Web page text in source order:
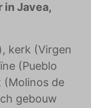
in Javea,
kerk (Virgen
(Pueblo
(Molinos de
gebouw